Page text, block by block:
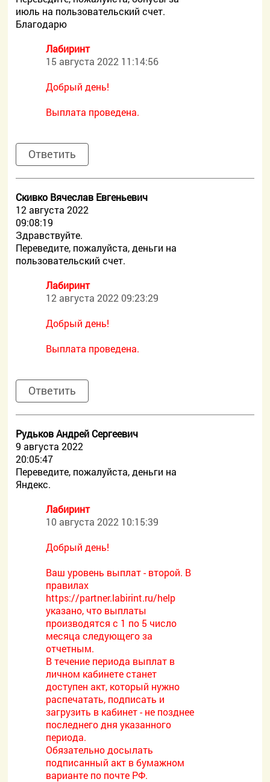
июль на пользовательский счет.
Благодарю
Лабиринт
15 августа 2022 11:14:56
Добрый день!
Выплата проведена.
Ответить
Скивко Вячеслав Евгеньевич
12 августа 2022
09:08:19
Здравствуйте.
Переведите, пожалуйста, деньги на
пользовательский счет.
Лабиринт
12 августа 2022 09:23:29
Добрый день!
Выплата проведена.
Ответить
Рудьков Андрей Сергеевич
9 августа 2022
20:05:47
Переведите, пожалуйста, деньги на
Яндекс.
Лабиринт
10 августа 2022 10:15:39
Добрый день!
Ваш уровень выплат - второй. В
правилах
https://partner.labirint.ru/help
указано, что выплаты
производятся с 1 по 5 число
месяца следующего за
отчетным.
В течение периода выплат в
личном кабинете станет
доступен акт, который нужно
распечатать, подписать и
загрузить в кабинет - не позднее
последнего дня указанного
периода.
Обязательно досылать
подписанный акт в бумажном
варианте по почте РФ.